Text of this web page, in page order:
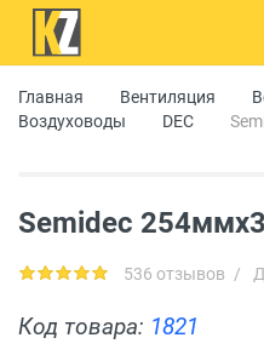
Главная Вентиляция
Воздуховоды
DEC
Semidec
536 отзывов /
Код товара: 1821